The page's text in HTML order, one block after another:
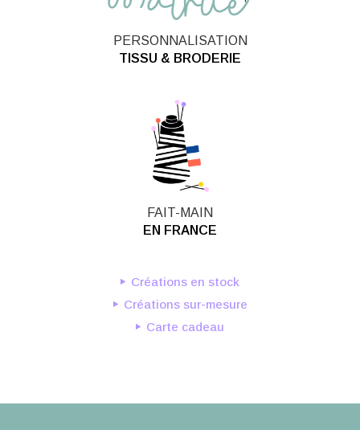
PERSONNALISATION
TISSU & BRODERIE
FAIT-MAIN
EN FRANCE
Créations en stock
Créations sur-mesure
Carte cadeau